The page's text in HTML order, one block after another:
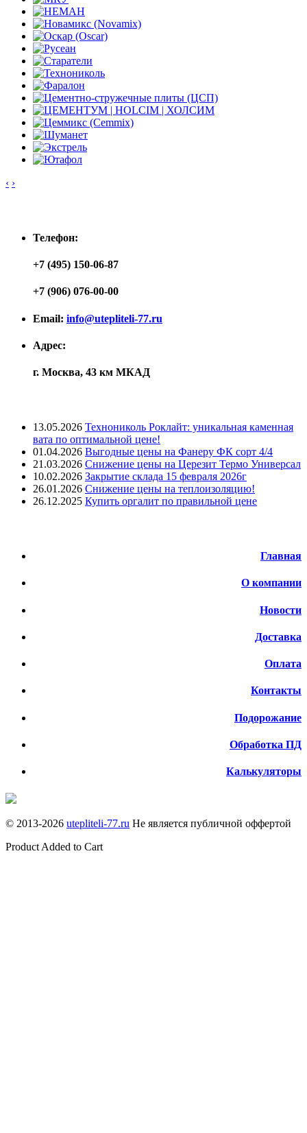
‹ ›
Телефон:
+7 (495) 150-06-87
+7 (906) 076-00-00
Email: info@utepliteli-77.ru
Адрес:
г. Москва, 43 км МКАД
13.05.2026 Технониколь Роклайт: уникальная каменная
вата по оптимальной цене!
01.04.2026 Выгодные цены на Фанеру ФК сорт 4/4
21.03.2026 Снижение цены на Церезит Термо Универсал
10.02.2026 Закрытие склада 15 февраля 2026г
26.01.2026 Снижение цены на теплоизоляцию!
26.12.2025 Купить оргалит по правильной цене
Главная
О компании
Новости
Доставка
Оплата
Контакты
Подорожание
Обработка ПД
Калькуляторы
© 2013-2026 utepliteli-77.ru Не является публичной оффертой
Product Added to Cart